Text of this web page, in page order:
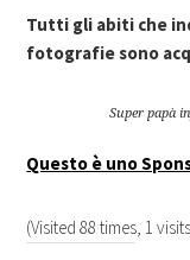
Tutti gli abiti che
fotografie sono
Super papà
Questo è uno
(Visited 88 times, 1